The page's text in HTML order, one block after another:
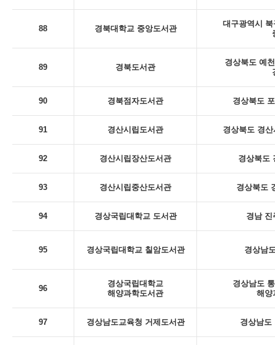
88 경북대학교 중앙도서관
대구광역시
89 경북도서관
경상북도 예
90 경북점자도서관 경상북도
91 경산시립도서관 경상북도 경
92 경산시립장산도서관 경상북도
93 경산시립중산도서관 경상북도
94 경상국립대학교 도서관 경남 진
95 경상국립대학교 칠암도서관 경상남
96
경상국립대학교
해양과학도서관
경상남도
해양
97 경상남도교육청 거제도서관 경상남도